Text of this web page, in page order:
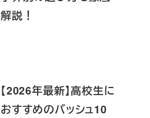
解説！
【2026年最新】高校生に
おすすめのバッシュ10